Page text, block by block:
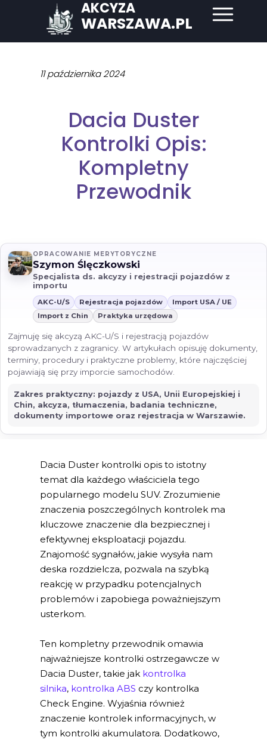
AKCYZA
WARSZAWA.PL
11 października 2024
Dacia Duster
Kontrolki Opis:
Kompletny
Przewodnik
Dacia Duster kontrolki opis to istotny
temat dla każdego właściciela tego
popularnego modelu SUV. Zrozumienie
znaczenia poszczególnych kontrolek ma
kluczowe znaczenie dla bezpiecznej i
efektywnej eksploatacji pojazdu.
Znajomość sygnałów, jakie wysyła nam
deska rozdzielcza, pozwala na szybką
reakcję w przypadku potencjalnych
problemów i zapobiega poważniejszym
usterkom.
Ten kompletny przewodnik omawia
najważniejsze kontrolki ostrzegawcze w
Dacia Duster, takie jak kontrolka
silnika, kontrolka ABS czy kontrolka
Check Engine. Wyjaśnia również
znaczenie kontrolek informacyjnych, w
tym kontrolki akumulatora. Dodatkowo,
OPRACOWANIE MERYTORYCZNE
Szymon Ślęczkowski
Specjalista ds. akcyzy i rejestracji pojazdów z
importu
AKC-U/S Rejestracja pojazdów
Import USA / UE
Import z Chin
Praktyka urzędowa
Zajmuję się akcyzą AKC-U/S i rejestracją pojazdów
sprowadzanych z zagranicy. W artykułach opisuję dokumenty,
terminy, procedury i praktyczne problemy, które najczęściej
pojawiają się przy imporcie samochodów.
Zakres praktyczny: pojazdy z USA, Unii Europejskiej i
Chin, akcyza, tłumaczenia, badania techniczne,
dokumenty importowe oraz rejestracja w Warszawie.